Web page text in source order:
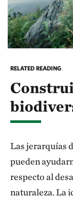
RELATED READING
Las jerarquías
pueden
respecto al
naturaleza. La